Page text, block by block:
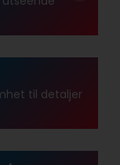
til detaljer